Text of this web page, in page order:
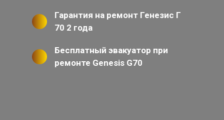
Гарантия на ремонт Генезис Г
70 2 года
Бесплатный эвакуатор при
ремонте Genesis G70